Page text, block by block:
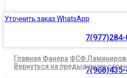
Уточнить заказ WhatsApp
Главная Фанера ФСФ
Вернуться на предыдущую